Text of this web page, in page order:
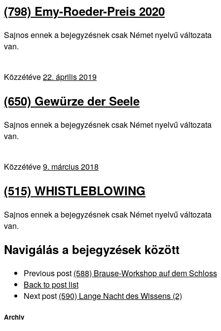
(798) Emy-Roeder-Preis 2020
Sajnos ennek a bejegyzésnek csak Német nyelvű változata
van.
Közzétéve22. április 2019
(650) Gewürze der Seele
Sajnos ennek a bejegyzésnek csak Német nyelvű változata
van.
Közzétéve9. március 2018
(515) WHISTLEBLOWING
Sajnos ennek a bejegyzésnek csak Német nyelvű változata
van.
Navigálás a bejegyzések között
Previous post (588) Brause-Workshop auf dem Schloss
Back to post list
Next post (590) Lange Nacht des Wissens (2)
Archiv